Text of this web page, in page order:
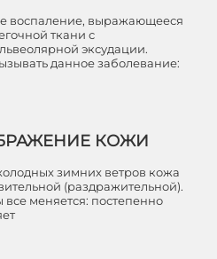
воспаление, выражающееся
ткани с
эксудации.
данное заболевание:
КОЖИ
зимних ветров кожа
(раздражительной).
меняется: постепенно